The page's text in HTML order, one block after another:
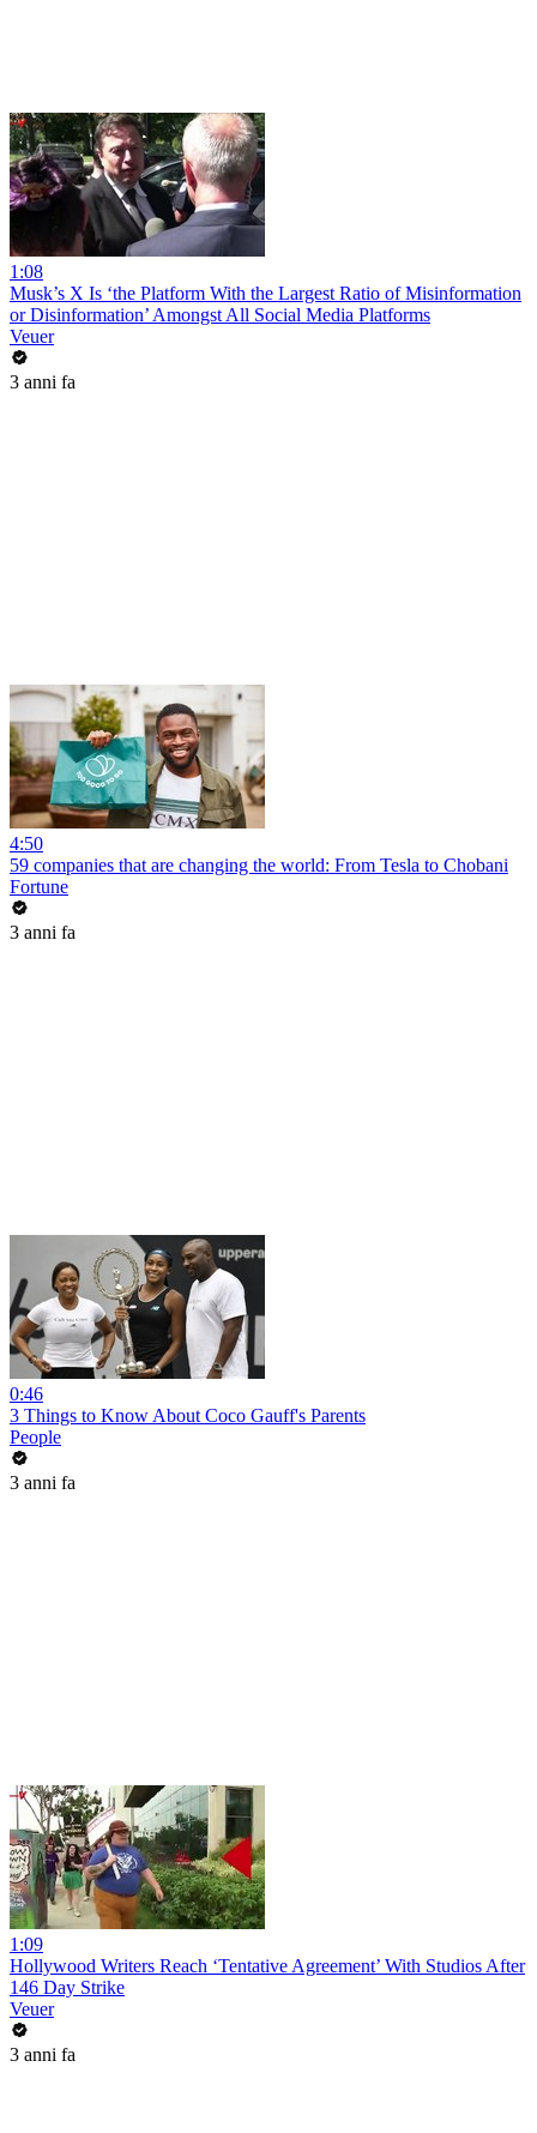
1:08
Musk’s X Is ‘the Platform With the Largest Ratio of Misinformation
or Disinformation’ Amongst All Social Media Platforms
Veuer
3 anni fa
4:50
59 companies that are changing the world: From Tesla to Chobani
Fortune
3 anni fa
0:46
3 Things to Know About Coco Gauff's Parents
People
3 anni fa
1:09
Hollywood Writers Reach ‘Tentative Agreement’ With Studios After
146 Day Strike
Veuer
3 anni fa